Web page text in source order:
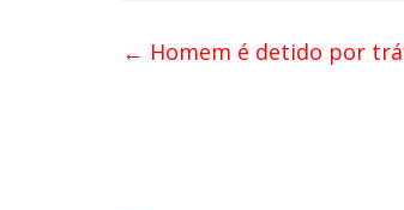
← Homem é detido por